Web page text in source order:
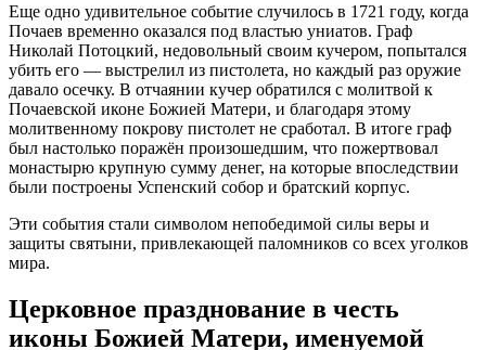
Еще одно удивительное событие случилось в 1721 году, когда
Почаев временно оказался под властью униатов. Граф
Николай Потоцкий, недовольный своим кучером, попытался
убить его — выстрелил из пистолета, но каждый раз оружие
давало осечку. В отчаянии кучер обратился с молитвой к
Почаевской иконе Божией Матери, и благодаря этому
молитвенному покрову пистолет не сработал. В итоге граф
был настолько поражён произошедшим, что пожертвовал
монастырю крупную сумму денег, на которые впоследствии
были построены Успенский собор и братский корпус.
Эти события стали символом непобедимой силы веры и
защиты святыни, привлекающей паломников со всех уголков
мира.
Церковное празднование в честь
иконы Божией Матери, именуемой